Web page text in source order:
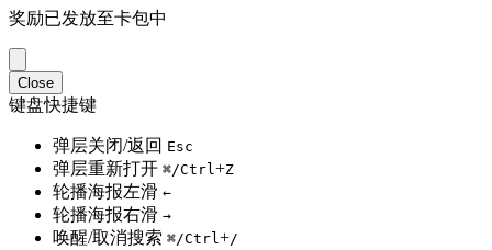
奖励已发放至卡包中
Close
键盘快捷键
弹层关闭/返回 Esc
弹层重新打开 ⌘/Ctrl+Z
轮播海报左滑 ←
轮播海报右滑 →
唤醒/取消搜索 ⌘/Ctrl+/